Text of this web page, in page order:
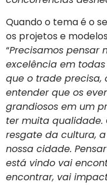
Quando o tema é o
os projetos e
“Precisamos pensar
excelência em
que o trade precisa,
entender que os
grandiosos em um
ter muita qualidade.
resgate da cultura,
nossa cidade.
está vindo vai
encontrar, vai